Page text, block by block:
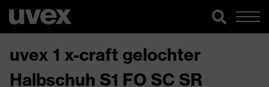
uvex 1 x-craft gelochter
Halbschuh S1 FO SC SR